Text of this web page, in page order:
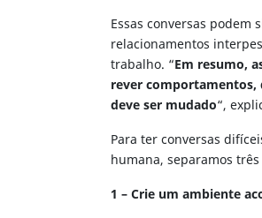
Essas conversas
relacionamentos
trabalho. “Em resumo,
rever comportamentos,
deve ser mudado“,
Para ter conversas
humana, separamos
1 – Crie um ambiente